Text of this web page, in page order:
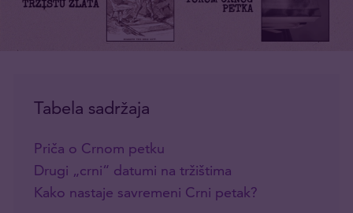
Tabela sadržaja
Priča o Crnom petku
Drugi „crni“ datumi na tržištima
Kako nastaje savremeni Crni petak?